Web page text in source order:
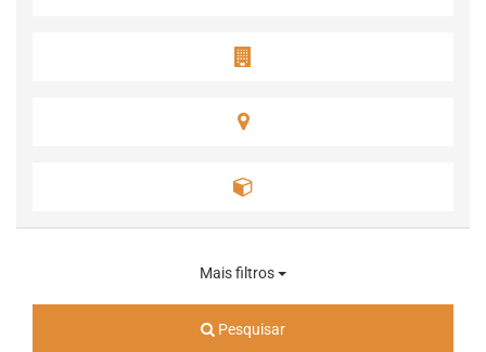
Mais filtros
Pesquisar